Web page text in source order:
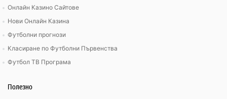
Онлайн Казино Сайтове
Нови Онлайн Казина
Футболни прогнози
Класиране по Футболни Първенства
Футбол ТВ Програма
Полезно